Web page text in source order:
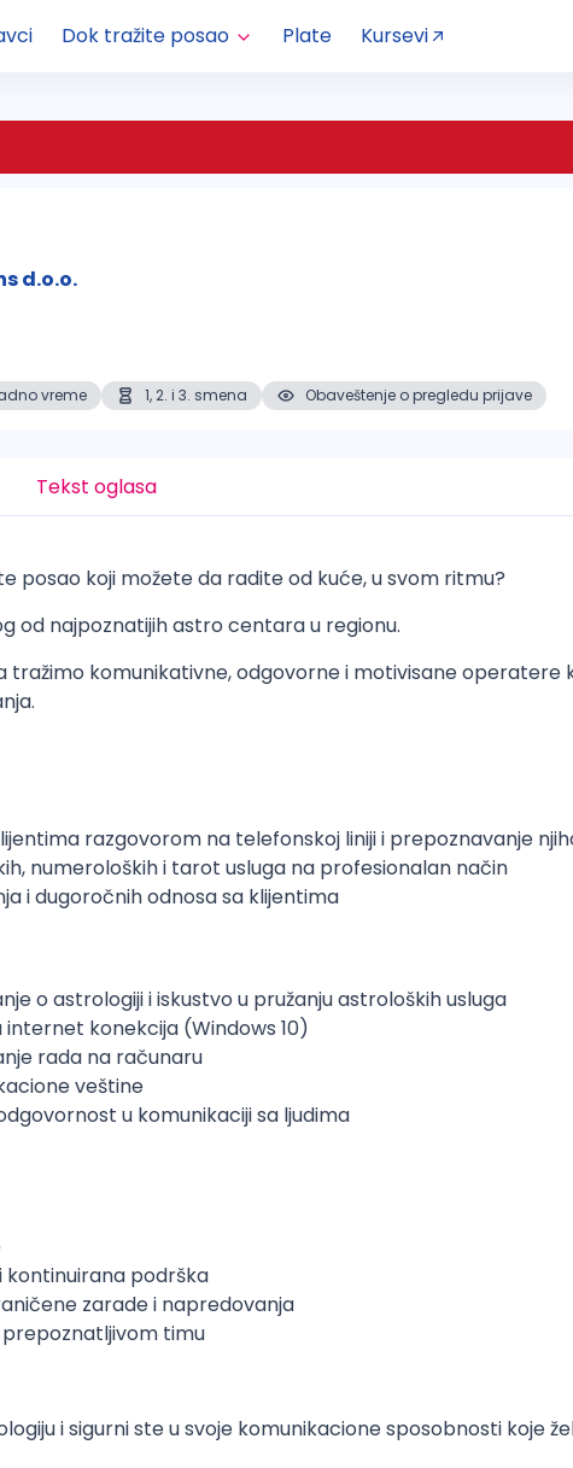
Dok tražite posao Plate Kursevi
d.o.o.
vreme 1, 2. i 3. smena Obaveštenje o pregledu prijave
Tekst oglasa
posao koji možete da radite od kuće, u svom ritmu?
od najpoznatijih astro centara u regionu.
tražimo komunikativne, odgovorne i motivisane operatere
razgovorom na telefonskoj liniji i prepoznavanje
numeroloških i tarot usluga na profesionalan način
i dugoročnih odnosa sa klijentima
o astrologiji i iskustvo u pružanju astroloških usluga
internet konekcija (Windows 10)
rada na računaru
veštine
u komunikaciji sa ljudima
kontinuirana podrška
zarade i napredovanja
prepoznatljivom timu
i sigurni ste u svoje komunikacione sposobnosti koje